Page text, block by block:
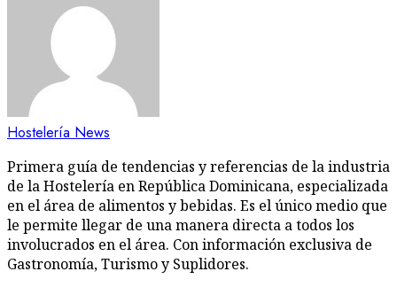
Hostelería News
Primera guía de tendencias y referencias de la industria
de la Hostelería en República Dominicana, especializada
en el área de alimentos y bebidas. Es el único medio que
le permite llegar de una manera directa a todos los
involucrados en el área. Con información exclusiva de
Gastronomía, Turismo y Suplidores.